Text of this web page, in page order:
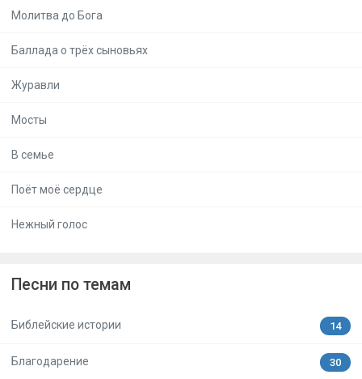
Молитва до Бога
Баллада о трёх сыновьях
Журавли
Мосты
В семье
Поёт моё сердце
Нежный голос
Песни по темам
Библейские истории 14
Благодарение 30